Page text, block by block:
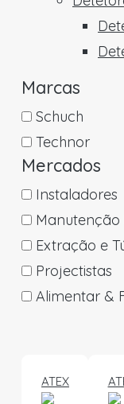
Marcas
Schuch
Technor
Mercados
Instaladores
Manutenção
Extração e
Projectistas
Alimentar &
ATEX